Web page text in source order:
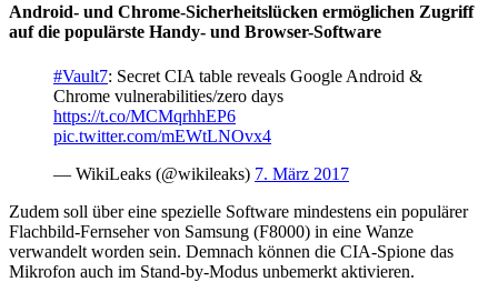
Android- und Chrome-Sicherheitslücken ermöglichen Zugriff
auf die populärste Handy- und Browser-Software
#Vault7: Secret CIA table reveals Google Android &
Chrome vulnerabilities/zero days
https://t.co/MCMqrhhEP6
pic.twitter.com/mEWtLNOvx4
— WikiLeaks (@wikileaks) 7. März 2017
Zudem soll über eine spezielle Software mindestens ein populärer
Flachbild-Fernseher von Samsung (F8000) in eine Wanze
verwandelt worden sein. Demnach können die CIA-Spione das
Mikrofon auch im Stand-by-Modus unbemerkt aktivieren.